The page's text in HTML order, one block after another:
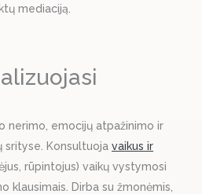
mediaciją.
nerimo, emocijų atpažinimo ir
srityse. Konsultuoja vaikus ir
rūpintojus) vaikų vystymosi
klausimais. Dirba su žmonėmis,